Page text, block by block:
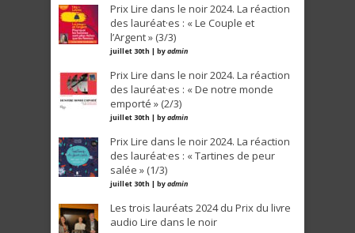
Prix Lire dans le noir 2024. La réaction
des lauréat·es : « Le Couple et
l’Argent » (3/3)
juillet 30th | byadmin
Prix Lire dans le noir 2024. La réaction
des lauréat·es : « De notre monde
emporté » (2/3)
juillet 30th | byadmin
Prix Lire dans le noir 2024. La réaction
des lauréat·es : « Tartines de peur
salée » (1/3)
juillet 30th | byadmin
Les trois lauréats 2024 du Prix du livre
audio Lire dans le noir